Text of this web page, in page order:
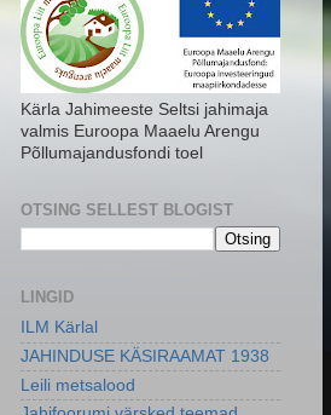
Kärla Jahimeeste Seltsi jahimaja
valmis Euroopa Maaelu Arengu
Põllumajandusfondi toel
OTSING SELLEST BLOGIST
LINGID
ILM Kärlal
JAHINDUSE KÄSIRAAMAT 1938
Leili metsalood